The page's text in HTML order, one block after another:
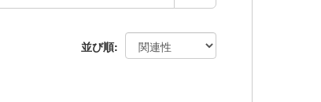
並び順